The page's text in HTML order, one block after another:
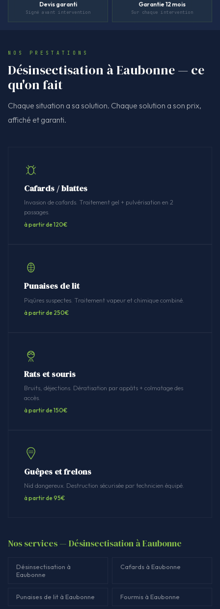
Devis garanti
Signé avant intervention
Garantie 12 mois
Sur chaque intervention
NOS PRESTATIONS
Désinsectisation à Eaubonne — ce
qu'on fait
Chaque situation a sa solution. Chaque solution a son prix,
affiché et garanti.
Cafards / blattes
Invasion de cafards. Traitement gel + pulvérisation en 2
passages.
à partir de 120€
Punaises de lit
Piqûres suspectes. Traitement vapeur et chimique combiné.
à partir de 250€
Rats et souris
Bruits, déjections. Dératisation par appâts + colmatage des
accès.
à partir de 150€
Guêpes et frelons
Nid dangereux. Destruction sécurisée par technicien équipé.
à partir de 95€
Nos services — Désinsectisation à Eaubonne
Désinsectisation à
Eaubonne
Cafards à Eaubonne
Punaises de lit à Eaubonne Fourmis à Eaubonne